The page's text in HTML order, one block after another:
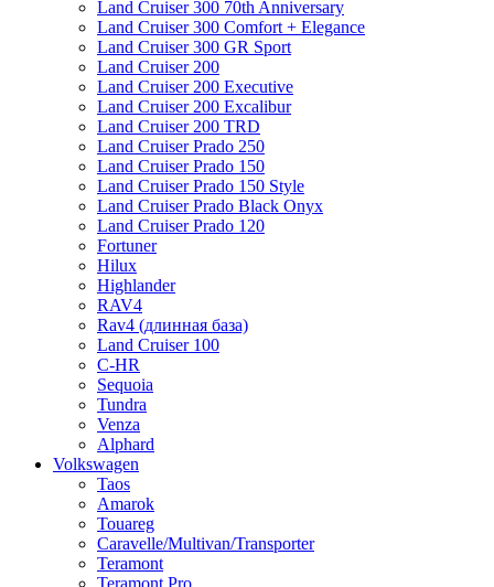
Land Cruiser 300 70th Anniversary
Land Cruiser 300 Comfort + Elegance
Land Cruiser 300 GR Sport
Land Cruiser 200
Land Cruiser 200 Executive
Land Cruiser 200 Excalibur
Land Cruiser 200 TRD
Land Cruiser Prado 250
Land Cruiser Prado 150
Land Cruiser Prado 150 Style
Land Cruiser Prado Black Onyx
Land Cruiser Prado 120
Fortuner
Hilux
Highlander
RAV4
Rav4 (длинная база)
Land Cruiser 100
C-HR
Sequoia
Tundra
Venza
Alphard
Volkswagen
Taos
Amarok
Touareg
Caravelle/Multivan/Transporter
Teramont
Teramont Pro